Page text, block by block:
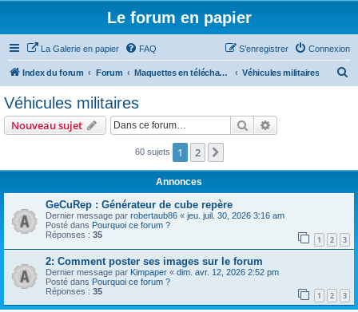
Le forum en papier
La Galerie en papier FAQ Connexion
S’enregistrer
Index du forum Forum Maquettes en téléchargement Véhicules militaires
r
Véhicules militaires
Nouveau sujet Rechercher
60 sujets 1 2
Annonces
GeCuRep : Générateur de cube repère
Dernier message par robertaub86 « jeu. juil. 30, 2026 3:16 am
Posté dans Pourquoi ce forum ?
Réponses : 35 1 2 3
2: Comment poster ses images sur le forum
Dernier message par Kimpaper « dim. avr. 12, 2026 2:52 pm
Posté dans Pourquoi ce forum ?
Réponses : 35 1 2 3